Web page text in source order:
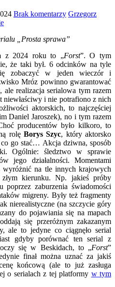
Brak komentarzy Grzegorz
„Prosta sprawa”
z 2024 roku to „Forst”. O tym
że taki był. 6 odcinków na tyle
zobaczyć w jeden wieczór i
Mróz powinno gwarantować
ale realizacja serialowa tym razem
niewłaściwy i nie potrafiono z nich
aktorskich, to najczęściej
Daniel Jaroszek), no i tym razem
producentów było kilkoro, to
rolę Borys Szyc, który aktorsko
co go stać… Akcja dziwna, sposób
Ogólnie: śledztwo w sprawie
jego działalności. Momentami
na tle innych krajowych
kierunku. Np. jakieś próby
poprzez zaburzenia świadomości
migreny. Były też fragmenty
nierealistyczne (na szczycie góry
do pojawiania się na mapach
się przeróżnym zakazanym
ale to jedyne co ciągnęło serial
gdyby porównać ten serial z
się w Beskidach, to „Forst”
finał można uznać za jakiś
końcową (ale to już zasługa
o serialach z tej platformy w tym